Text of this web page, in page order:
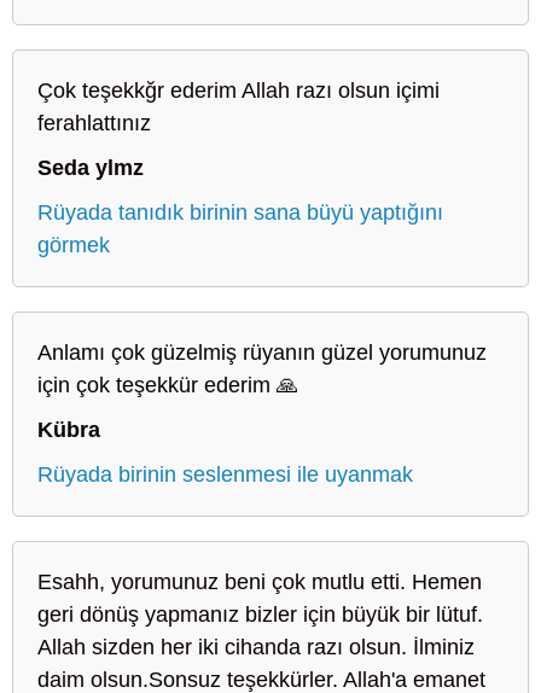
Çok teşekkğr ederim Allah razı olsun içimi
ferahlattınız
Seda ylmz
Rüyada tanıdık birinin sana büyü yaptığını
görmek
Anlamı çok güzelmiş rüyanın güzel yorumunuz
için çok teşekkür ederim 🙏
Kübra
Rüyada birinin seslenmesi ile uyanmak
Esahh, yorumunuz beni çok mutlu etti. Hemen
geri dönüş yapmanız bizler için büyük bir lütuf.
Allah sizden her iki cihanda razı olsun. İlminiz
daim olsun.Sonsuz teşekkürler. Allah'a emanet